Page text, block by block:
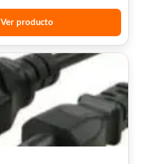
Ver producto